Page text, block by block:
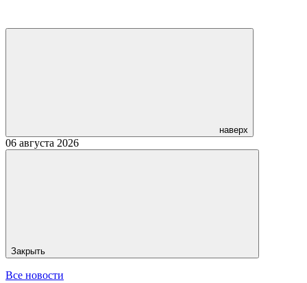
наверх
06 августа 2026
Закрыть
Все новости